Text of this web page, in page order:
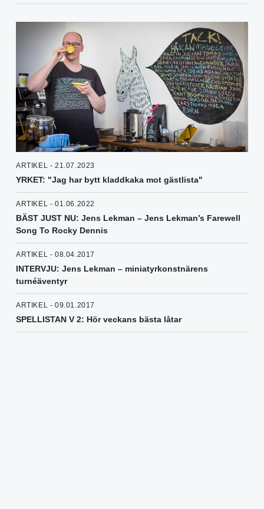
ARTIKEL - 21.07.2023
YRKET: "Jag har bytt kladdkaka mot gästlista"
ARTIKEL - 01.06.2022
BÄST JUST NU: Jens Lekman – Jens Lekman’s Farewell
Song To Rocky Dennis
ARTIKEL - 08.04.2017
INTERVJU: Jens Lekman – miniatyrkonstnärens
turnéäventyr
ARTIKEL - 09.01.2017
SPELLISTAN V 2: Hör veckans bästa låtar